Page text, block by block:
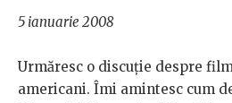
5 ianuarie 2008
Urmăresc o discuție despre
americani. Îmi amintesc cum